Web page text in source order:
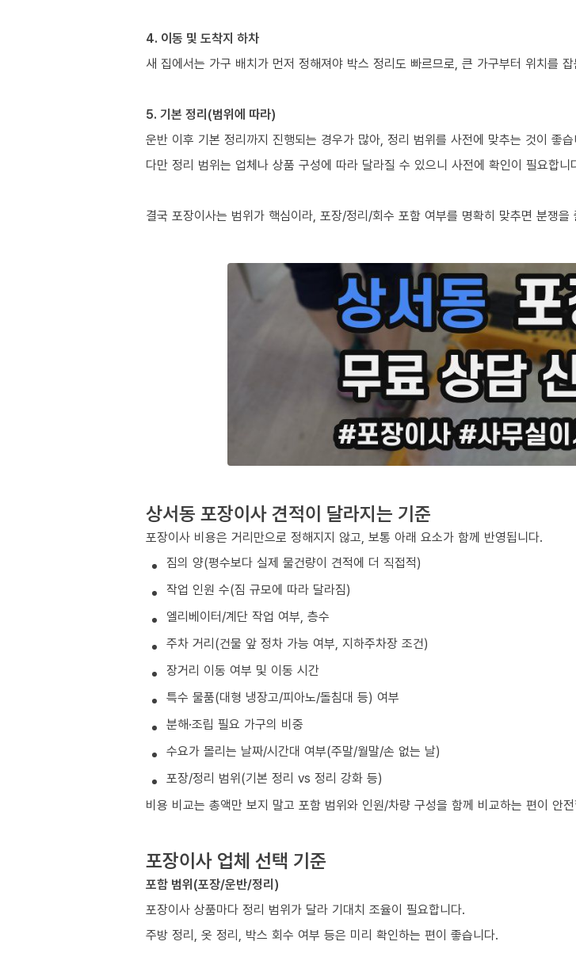
4. 이동 및 도착지 하차
새 집에서는 가구 배치가 먼저 정해져야 박스 정리도 빠르므로, 큰 가구부터 위치를
5. 기본 정리(범위에 따라)
운반 이후 기본 정리까지 진행되는 경우가 많아, 정리 범위를 사전에 맞추는 것이 좋습
다만 정리 범위는 업체나 상품 구성에 따라 달라질 수 있으니 사전에 확인이 필요합니
결국 포장이사는 범위가 핵심이라, 포장/정리/회수 포함 여부를 명확히 맞추면 분쟁을
상서동 포장이사 견적이 달라지는 기준
포장이사 비용은 거리만으로 정해지지 않고, 보통 아래 요소가 함께 반영됩니다.
짐의 양(평수보다 실제 물건량이 견적에 더 직접적)
작업 인원 수(짐 규모에 따라 달라짐)
엘리베이터/계단 작업 여부, 층수
주차 거리(건물 앞 정차 가능 여부, 지하주차장 조건)
장거리 이동 여부 및 이동 시간
특수 물품(대형 냉장고/피아노/돌침대 등) 여부
분해·조립 필요 가구의 비중
수요가 몰리는 날짜/시간대 여부(주말/월말/손 없는 날)
포장/정리 범위(기본 정리 vs 정리 강화 등)
비용 비교는 총액만 보지 말고 포함 범위와 인원/차량 구성을 함께 비교하는 편이 안
포장이사 업체 선택 기준
포함 범위(포장/운반/정리)
포장이사 상품마다 정리 범위가 달라 기대치 조율이 필요합니다.
주방 정리, 옷 정리, 박스 회수 여부 등은 미리 확인하는 편이 좋습니다.